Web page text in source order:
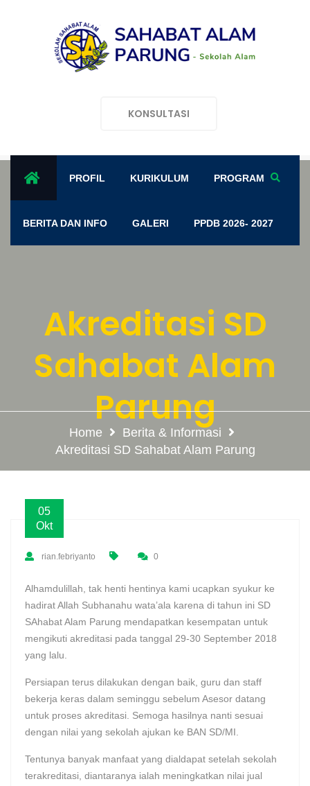
KONSULTASI
PROFIL KURIKULUM PROGRAM
BERITA DAN INFO GALERI PPDB 2026- 2027
Akreditasi SD
Sahabat Alam
Parung
Home
Berita & Informasi
Akreditasi SD Sahabat Alam Parung
05
Okt
rian.febriyanto 0
Alhamdulillah, tak henti hentinya kami ucapkan syukur ke
hadirat Allah Subhanahu wata’ala karena di tahun ini SD
SAhabat Alam Parung mendapatkan kesempatan untuk
mengikuti akreditasi pada tanggal 29-30 September 2018
yang lalu.
Persiapan terus dilakukan dengan baik, guru dan staff
bekerja keras dalam seminggu sebelum Asesor datang
untuk proses akreditasi. Semoga hasilnya nanti sesuai
dengan nilai yang sekolah ajukan ke BAN SD/MI.
Tentunya banyak manfaat yang dialdapat setelah sekolah
terakreditasi, diantaranya ialah meningkatkan nilai jual